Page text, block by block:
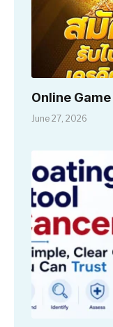
Online
June 27, 2026